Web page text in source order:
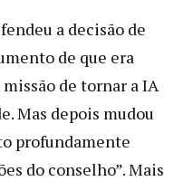
a decisão de
de que era
de tornar a IA
Mas depois mudou
profundamente
do conselho”. Mais